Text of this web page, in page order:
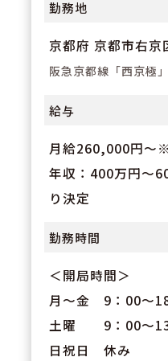
勤務地
京都府 京都市右京
阪急京都線「西京極
給与
月給260,000円～
年収：400万円～
り決定
勤務時間
＜開局時間＞
月～金 9：00～
土曜 9：00～
日祝日 休み